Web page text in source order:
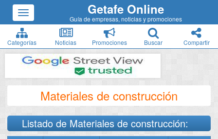
Getafe Online
Guía de empresas, noticias y promociones
Categorías Noticias Promociones Buscar Compartir
Materiales de construcción
Listado de Materiales de construcción: